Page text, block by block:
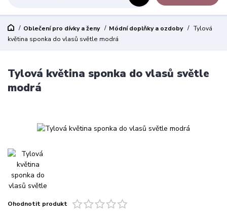
Oblečení pro dívky a ženy Módní doplňky a ozdoby
Tylová
květina sponka do vlasů světle modrá
Tylová květina sponka do vlasů světle
modrá
Ohodnotit produkt